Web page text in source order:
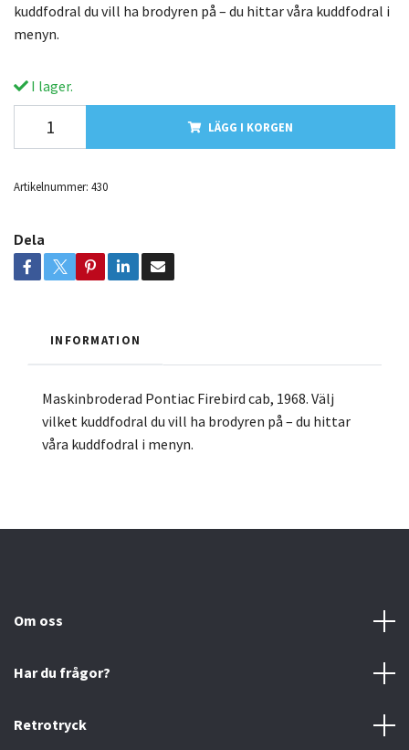
kuddfodral du vill ha brodyren på – du hittar våra kuddfodral i
menyn.
I lager.
LÄGG I KORGEN
Artikelnummer: 430
Dela
INFORMATION
Maskinbroderad Pontiac Firebird cab, 1968. Välj
vilket kuddfodral du vill ha brodyren på – du hittar
våra kuddfodral i menyn.
Om oss
Har du frågor?
Retrotryck